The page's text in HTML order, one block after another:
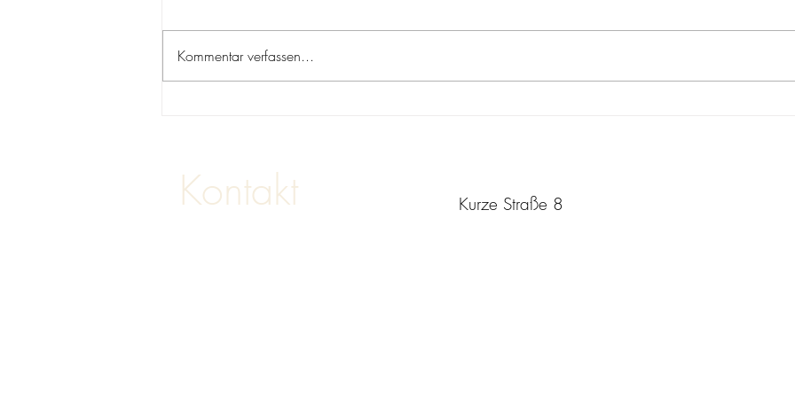
Sabrina Rahimi
Kommentar verfassen...
Kontakt
Kurze Straße 8